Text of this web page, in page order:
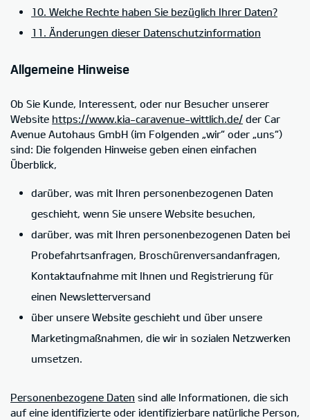
10. Welche Rechte haben Sie bezüglich Ihrer Daten?
11. Änderungen dieser Datenschutzinformation
Allgemeine Hinweise
Ob Sie Kunde, Interessent, oder nur Besucher unserer
Website https://www.kia-caravenue-wittlich.de/ der Car
Avenue Autohaus GmbH (im Folgenden „wir“ oder „uns“)
sind: Die folgenden Hinweise geben einen einfachen
Überblick,
darüber, was mit Ihren personenbezogenen Daten
geschieht, wenn Sie unsere Website besuchen,
darüber, was mit Ihren personenbezogenen Daten bei
Probefahrtsanfragen, Broschürenversandanfragen,
Kontaktaufnahme mit Ihnen und Registrierung für
einen Newsletterversand
über unsere Website geschieht und über unsere
Marketingmaßnahmen, die wir in sozialen Netzwerken
umsetzen.
Personenbezogene Daten sind alle Informationen, die sich
auf eine identifizierte oder identifizierbare natürliche Person,